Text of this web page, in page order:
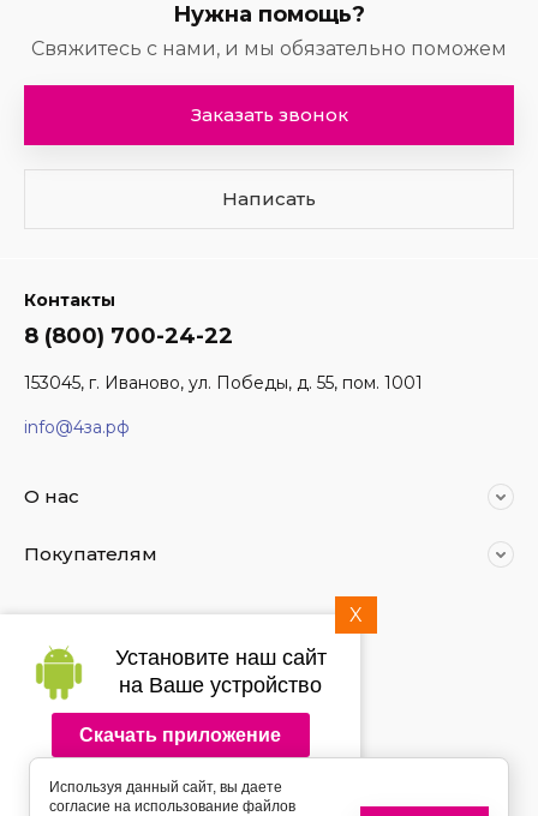
Нужна помощь?
Свяжитесь с нами, и мы обязательно поможем
Заказать звонок
Написать
Контакты
8 (800) 700-24-22
153045, г. Иваново, ул. Победы, д. 55, пом. 1001
info@4за.рф
О нас
Покупателям
2014 - 2026 4за.рф
X
Установите наш сайт
на Ваше устройство
Скачать приложение
Подпишитесь на рассылку
Используя данный сайт, вы даете
согласие на использование файлов